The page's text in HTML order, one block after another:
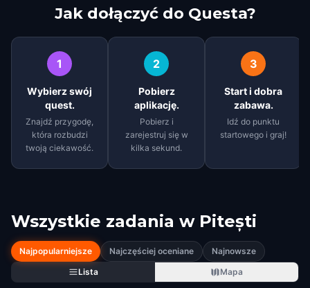
Jak dołączyć do Questa?
1
Wybierz swój
quest.
Znajdź przygodę,
która rozbudzi
twoją ciekawość.
2
Pobierz
aplikację.
Pobierz i
zarejestruj się w
kilka sekund.
3
Start i dobra
zabawa.
Idź do punktu
startowego i graj!
Wszystkie zadania w Pitești
Najpopularniejsze Najczęściej oceniane
Najnowsze
Lista
Mapa